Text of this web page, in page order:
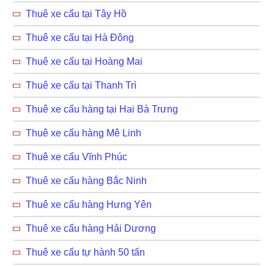
Thuê xe cẩu tại Tây Hồ
Thuê xe cẩu tại Hà Đông
Thuê xe cẩu tại Hoàng Mai
Thuê xe cẩu tại Thanh Trì
Thuê xe cẩu hàng tại Hai Bà Trưng
Thuê xe cẩu hàng Mê Linh
Thuê xe cẩu Vĩnh Phúc
Thuê xe cẩu hàng Bắc Ninh
Thuê xe cẩu hàng Hưng Yên
Thuê xe cẩu hàng Hải Dương
Thuê xe cẩu tự hành 50 tấn